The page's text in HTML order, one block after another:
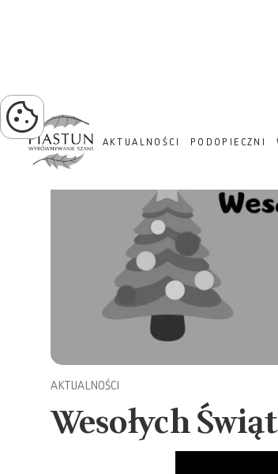
AKTUALNOŚCI PODOPIECZNI
AKTUALNOŚCI
Wesołych